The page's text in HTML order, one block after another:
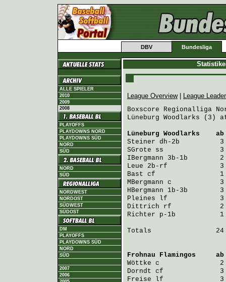
DBV Bundesliga
ALLE SPIELER
2010
2009
2008
PLAYOFFS
PLAYDOWNS NORD
PLAYDOWNS SÜD
NORD
SÜD
NORD
SÜD
NORDWEST
NORDOST
SÜDWEST
SÜDOST
DM
PLAYOFFS
PLAYDOWNS SÜD
NORD
SÜD
2007
2006
League Overview|
League
Boxscore Regionalliga
Lüneburg Woodlarks (3)
Lüneburg Woodlarks
ab
Steiner dh-2b          3
SGrote ss              3
IBergmann 3b-1b        2
Leue 2b-rf             3
Bast cf                1
MBergmann c            3
HBergmann 1b-3b        3
Pleines lf             3
Dittrich rf            2
Richter p-1b           1
Totals                24
Frohnau Flamingos
ab
Wöttke c               2
Dorndt cf              3
Freise lf              3